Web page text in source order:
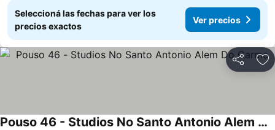
Seleccioná las fechas para ver los
precios exactos
Ver precios
Compartir
Pouso 46 - Studios No Santo Antonio Alem Do Carmo